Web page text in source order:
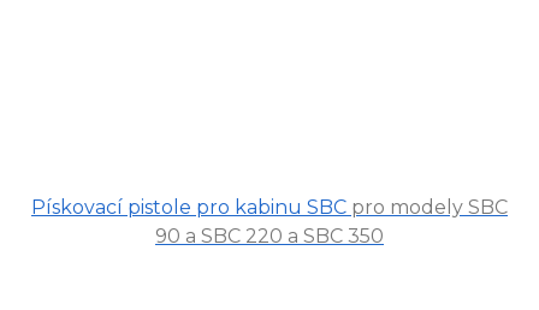
Pískovací pistole pro kabinu SBC pro modely SBC
90 a SBC 220 a SBC 350